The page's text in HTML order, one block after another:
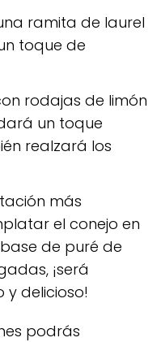
ramita de laurel
toque de
rodajas de limón
un toque
realzará los
más
el conejo en
de puré de
¡será
y delicioso!
podrás